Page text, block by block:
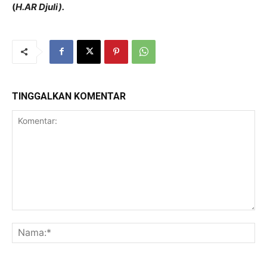
(H.AR Djuli).
TINGGALKAN KOMENTAR